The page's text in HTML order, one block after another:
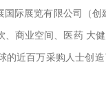
际展览有限公司（
商业空间、医药 大
近百万采购人士创